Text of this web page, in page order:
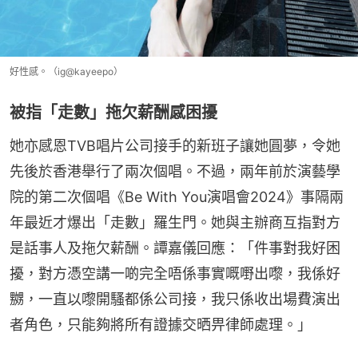
好性感。（ig@kayeepo）
被指「走數」拖欠薪酬感困擾
她亦感恩TVB唱片公司接手的新班子讓她圓夢，令她
先後於香港舉行了兩次個唱。不過，兩年前於演藝學
院的第二次個唱《Be With You演唱會2024》事隔兩
年最近才爆出「走數」羅生門。她與主辦商互指對方
是話事人及拖欠薪酬。譚嘉儀回應：「件事對我好困
擾，對方憑空講一啲完全唔係事實嘅嘢出嚟，我係好
嬲，一直以嚟開騷都係公司接，我只係收出場費演出
者角色，只能夠將所有證據交晒畀律師處理。」